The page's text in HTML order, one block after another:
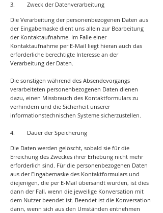
3. Zweck der Datenverarbeitung
Die Verarbeitung der personenbezogenen Daten aus
der Eingabemaske dient uns allein zur Bearbeitung
der Kontaktaufnahme. Im Falle einer
Kontaktaufnahme per E-Mail liegt hieran auch das
erforderliche berechtigte Interesse an der
Verarbeitung der Daten.
Die sonstigen während des Absendevorgangs
verarbeiteten personenbezogenen Daten dienen
dazu, einen Missbrauch des Kontaktformulars zu
verhindern und die Sicherheit unserer
informationstechnischen Systeme sicherzustellen.
4. Dauer der Speicherung
Die Daten werden gelöscht, sobald sie für die
Erreichung des Zweckes ihrer Erhebung nicht mehr
erforderlich sind. Für die personenbezogenen Daten
aus der Eingabemaske des Kontaktformulars und
diejenigen, die per E-Mail übersandt wurden, ist dies
dann der Fall, wenn die jeweilige Konversation mit
dem Nutzer beendet ist. Beendet ist die Konversation
dann, wenn sich aus den Umständen entnehmen